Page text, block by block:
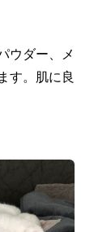
ウダー、メ
す。肌に良